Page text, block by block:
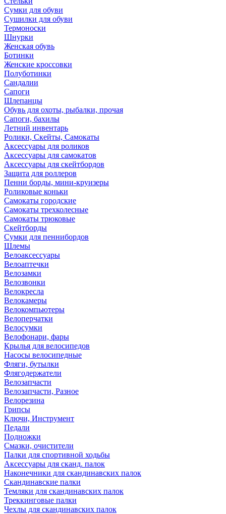
Сумки для обуви
Сушилки для обуви
Термоноски
Шнурки
Женская обувь
Ботинки
Женские кроссовки
Полуботинки
Сандалии
Сапоги
Шлепанцы
Обувь для охоты, рыбалки, прочая
Сапоги, бахилы
Летний инвентарь
Ролики, Скейты, Самокаты
Аксессуары для роликов
Аксессуары для самокатов
Аксессуары для скейтбордов
Защита для роллеров
Пенни борды, мини-круизеры
Роликовые коньки
Самокаты городские
Самокаты трехколесные
Самокаты трюковые
Скейтборды
Сумки для пеннибордов
Шлемы
Велоаксессуары
Велоаптечки
Велозамки
Велозвонки
Велокресла
Велокамеры
Велокомпьютеры
Велоперчатки
Велосумки
Велофонари, фары
Крылья для велосипедов
Насосы велосипедные
Фляги, бутылки
Флягодержатели
Велозапчасти
Велозапчасти, Разное
Велорезина
Грипсы
Ключи, Инструмент
Педали
Подножки
Смазки, очистители
Палки для спортивной ходьбы
Аксессуары для сканд. палок
Наконечники для скандинавских палок
Скандинавские палки
Темляки для скандинавских палок
Треккинговые палки
Чехлы для скандинавских палок